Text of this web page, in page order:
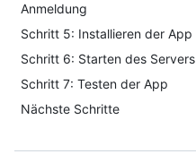
Anmeldung
Schritt 5: Installieren der App
Schritt 6: Starten des Servers
Schritt 7: Testen der App
Nächste Schritte